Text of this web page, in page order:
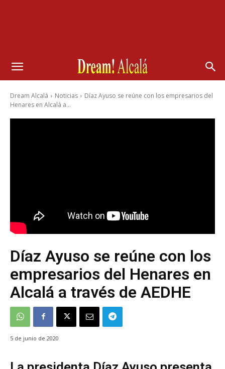
Dream Alcalá Noticias
Díaz Ayuso se reúne con los empresarios del
Henares en Alcalá a...
Díaz Ayuso se reúne con los
empresarios del Henares en
Alcalá a través de AEDHE
5 de junio de 2020